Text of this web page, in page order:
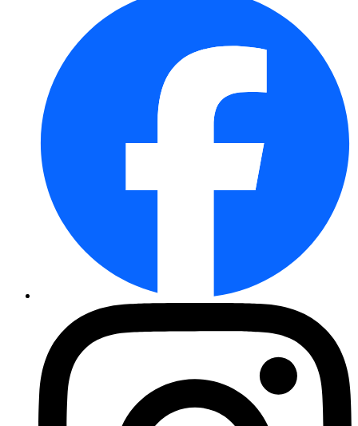
Steppensalbei Blaukönigin
Kräuterschere